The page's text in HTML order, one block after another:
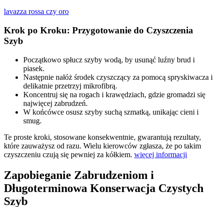
lavazza rossa czy oro
Krok po Kroku: Przygotowanie do Czyszczenia
Szyb
Początkowo spłucz szyby wodą, by usunąć luźny brud i
piasek.
Następnie nałóż środek czyszczący za pomocą spryskiwacza i
delikatnie przetrzyj mikrofibrą.
Koncentruj się na rogach i krawędziach, gdzie gromadzi się
najwięcej zabrudzeń.
W końcówce osusz szyby suchą szmatką, unikając cieni i
smug.
Te proste kroki, stosowane konsekwentnie, gwarantują rezultaty,
które zauważysz od razu. Wielu kierowców zgłasza, że po takim
czyszczeniu czują się pewniej za kółkiem. więcej informacji
Zapobieganie Zabrudzeniom i
Długoterminowa Konserwacja Czystych
Szyb